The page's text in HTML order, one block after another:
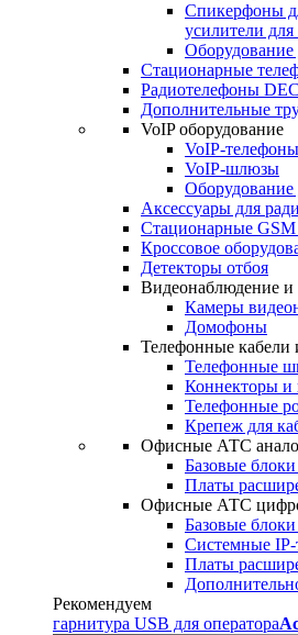
Cпикерфоны
усилители для
Оборудование
Стационарные
Радиотелефоны
Дополнительные
VoIP оборудование
VoIP-телефоны
VoIP-шлюзы
Оборудование
Аксессуары для
Стационарные
Кроссовое
Детекторы отбоя
Видеонаблюдение и
Камеры
Домофоны
Телефонные кабели
Телефонные
Коннекторы и
Телефонные
Крепеж для
Офисные АТС
Базовые
Платы
Офисные АТС
Базовые
Системные
Платы
Рекомендуем
гарнитура USB для оператора